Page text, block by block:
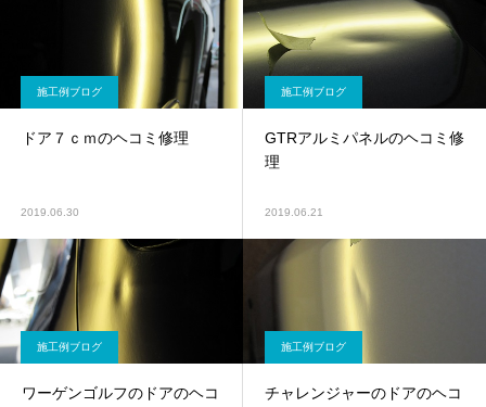
施工例ブログ
ドア７ｃｍのヘコミ修理
2019.06.30
施工例ブログ
GTRアルミパネルのヘコミ修
理
2019.06.21
施工例ブログ
ワーゲンゴルフのドアのヘコ
施工例ブログ
チャレンジャーのドアのヘコ